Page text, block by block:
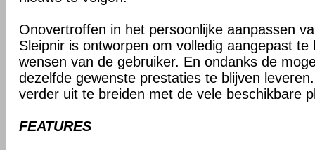
Onovertroffen in het persoonlijke aanpassen
Sleipnir is ontworpen om volledig aangepast
wensen van de gebruiker. En ondanks de
dezelfde gewenste prestaties te blijven
verder uit te breiden met de vele beschikbare
FEATURES